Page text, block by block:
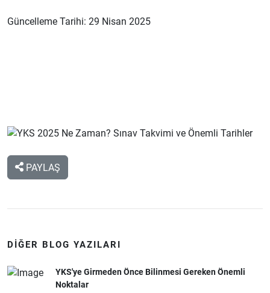
Güncelleme Tarihi: 29 Nisan 2025
PAYLAŞ
DIĞER BLOG YAZILARI
YKS'ye Girmeden Önce Bilinmesi Gereken Önemli
Noktalar